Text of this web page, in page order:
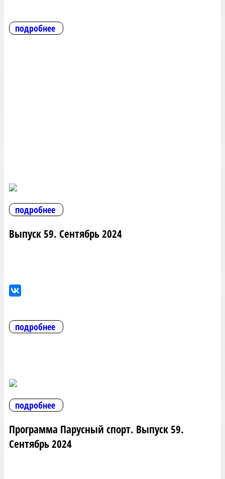
подробнее
подробнее
Выпуск 59. Сентябрь 2024
подробнее
подробнее
Программа Парусный спорт. Выпуск 59.
Сентябрь 2024